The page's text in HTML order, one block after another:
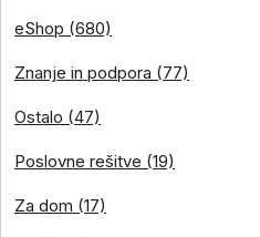
eShop (680)
Znanje in podpora (77)
Ostalo (47)
Poslovne rešitve (19)
Za dom (17)